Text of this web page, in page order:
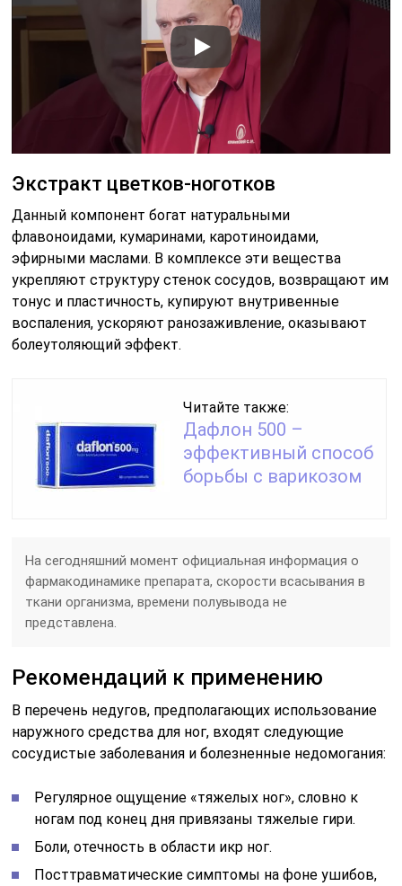
Экстракт цветков-ноготков
Данный компонент богат натуральными
флавоноидами, кумаринами, каротиноидами,
эфирными маслами. В комплексе эти вещества
укрепляют структуру стенок сосудов, возвращают им
тонус и пластичность, купируют внутривенные
воспаления, ускоряют ранозаживление, оказывают
болеутоляющий эффект.
Читайте также:
Дафлон 500 –
эффективный способ
борьбы с варикозом
На сегодняшний момент официальная информация о
фармакодинамике препарата, скорости всасывания в
ткани организма, времени полувывода не
представлена.
Рекомендаций к применению
В перечень недугов, предполагающих использование
наружного средства для ног, входят следующие
сосудистые заболевания и болезненные недомогания:
Регулярное ощущение «тяжелых ног», словно к
ногам под конец дня привязаны тяжелые гири.
Боли, отечность в области икр ног.
Посттравматические симптомы на фоне ушибов,